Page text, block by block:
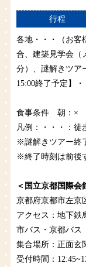
行程
各地・・・（お客
合、建築見学会（
分）、謎解きツア
15:00終了予定】
食事条件 朝：×
凡例：・・・：徒
※謎解きツアー終
※終了時刻は前後
＜国立京都国際会
京都府京都市左京
アクセス：地下鉄
市バス・京都バス
集合場所：正面玄
受付時間：